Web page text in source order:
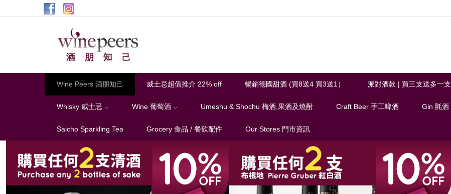
朋
Wine Peers 酒朋知己 威士忌超值推介 22% off 暢銷德國甜酒 (買8送4 買3送1） 派對酒款 | 買三支送多一支
Whisky 威士忌 Wine 葡萄酒 Umeshu & Shochu 梅酒,果酒及燒酎 Craft Beer 手工啤酒 Gin 氈酒
Saicho Sparkling Tea Grocery 食品 / 餐飲配件 Our Stores 門市資訊